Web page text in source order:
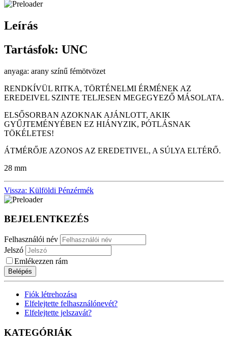
Leírás
Tartásfok: UNC
anyaga: arany színű fémötvözet
RENDKÍVÜL RITKA, TÖRTÉNELMI ÉRMÉNEK AZ
EREDEIVEL SZINTE TELJESEN MEGEGYEZŐ MÁSOLATA.
ELSŐSORBAN AZOKNAK AJÁNLOTT, AKIK
GYŰJTEMÉNYÉBEN EZ HIÁNYZIK, PÓTLÁSNAK
TÖKÉLETES!
ÁTMÉRŐJE AZONOS AZ EREDETIVEL, A SÚLYA ELTÉRŐ.
28 mm
Vissza: Külföldi Pénzérmék
BEJELENTKEZÉS
Felhasználói név
Jelszó
Emlékezzen rám
Belépés
Fiók létrehozása
Elfelejtette felhasználónevét?
Elfelejtette jelszavát?
KATEGÓRIÁK